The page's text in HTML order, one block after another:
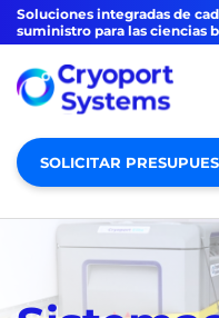
Soluciones integradas de
suministro para las ciencias
SOLICITAR